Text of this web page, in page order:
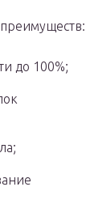
до 100%;